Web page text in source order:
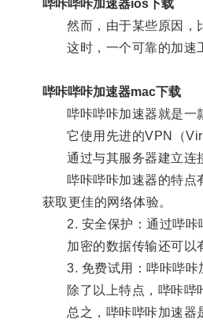
哔咔哔咔加速器ios下载
然而，由于某些原因，比
这时，一个可靠的加速
哔咔哔咔加速器mac下载
哔咔哔咔加速器就是一款
它使用先进的VPN（
通过与其服务器建立连接
哔咔哔咔加速器的特点有
获取更佳的网络体验。
2. 安全保护：通过哔咔哔
加密的数据传输还可以有
3. 免费试用：哔咔哔咔加
除了以上特点，哔咔哔咔
总之，哔咔哔咔加速器是